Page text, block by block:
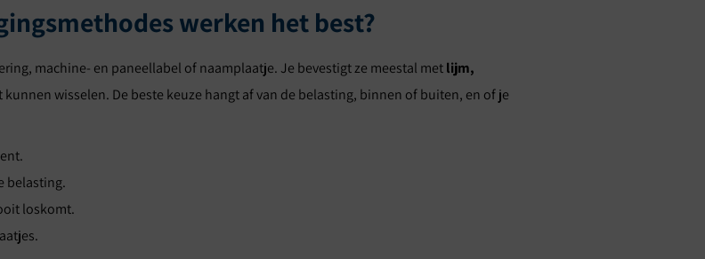
werken het best?
machine- en paneellabel of naamplaatje. Je bevestigt ze meestal metlijm,
wisselen. De beste keuze hangt af van de belasting, binnen of buiten, en of je
belasting.
loskomt.